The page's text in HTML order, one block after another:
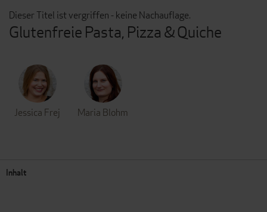
Glutenfreie Pasta, Pizza & Quiche
Jessica Frej Maria Blohm
Dieser Titel ist vergriffen - keine Nachauflage.
Inhalt